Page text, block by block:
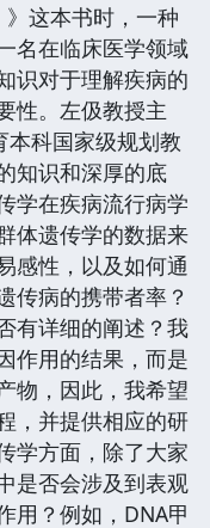
这本书时，一种
名在临床医学领域
识对于理解疾病的
性。左伋教授主
本科国家级规划教
知识和深厚的底
学在疾病流行病学
体遗传学的数据来
感性，以及如何通
传病的携带者率？
有详细的阐述？我
作用的结果，而是
物，因此，我希望
，并提供相应的研
学方面，除了大家
是否会涉及到表观
用？例如，DNA甲